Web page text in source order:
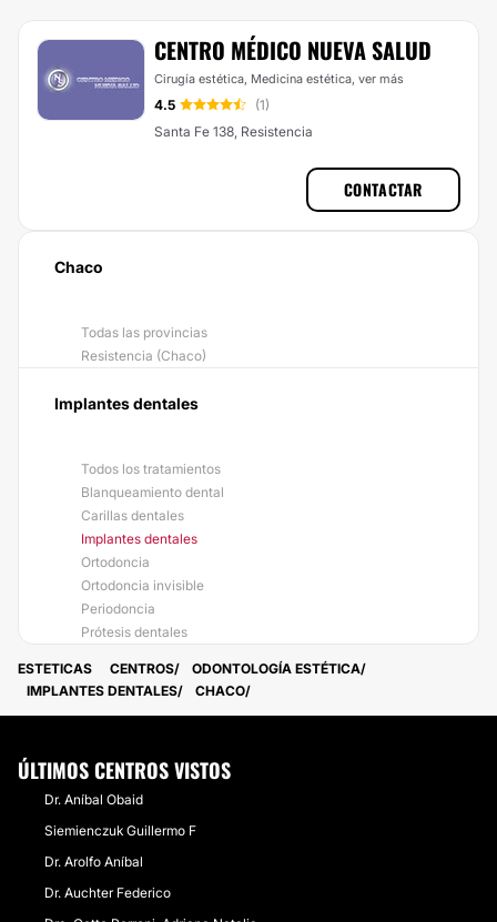
CENTRO MÉDICO NUEVA SALUD
Cirugía estética, Medicina estética, ver más
4.5
(1)
Santa Fe 138, Resistencia
CONTACTAR
Chaco
Todas las provincias
Resistencia (Chaco)
Implantes dentales
Todos los tratamientos
Blanqueamiento dental
Carillas dentales
Implantes dentales
Ortodoncia
Ortodoncia invisible
Periodoncia
Prótesis dentales
ESTETICAS CENTROS
ODONTOLOGÍA ESTÉTICA
IMPLANTES DENTALES
CHACO
ÚLTIMOS CENTROS VISTOS
Dr. Aníbal Obaid
Siemienczuk Guillermo F
Dr. Arolfo Aníbal
Dr. Auchter Federico